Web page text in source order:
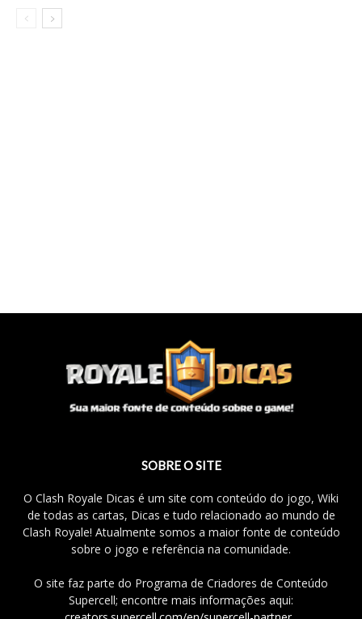
SOBRE O SITE
O Clash Royale Dicas é um site com conteúdo do jogo, Wiki
de todas as cartas, Dicas e tudo relacionado ao mundo de
Clash Royale! Atualmente somos a maior fonte de conteúdo
sobre o jogo e referência na comunidade.
O site faz parte do Programa de Criadores de Conteúdo
Supercell; encontre mais informações aqui: